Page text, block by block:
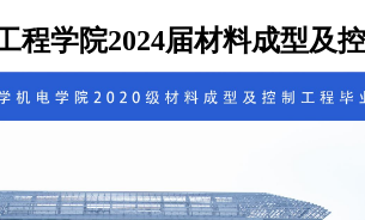
程学院2024届材料成型及